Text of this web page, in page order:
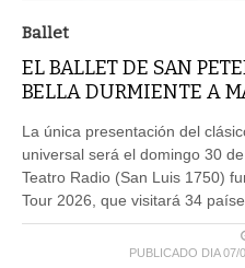
Ballet
EL BALLET DE SAN
BELLA DURMIENTE A
La única presentación del
universal será el domingo 30
Teatro Radio (San Luis 1750)
Tour 2026, que visitará 34
PUBLICADO DIA 07/